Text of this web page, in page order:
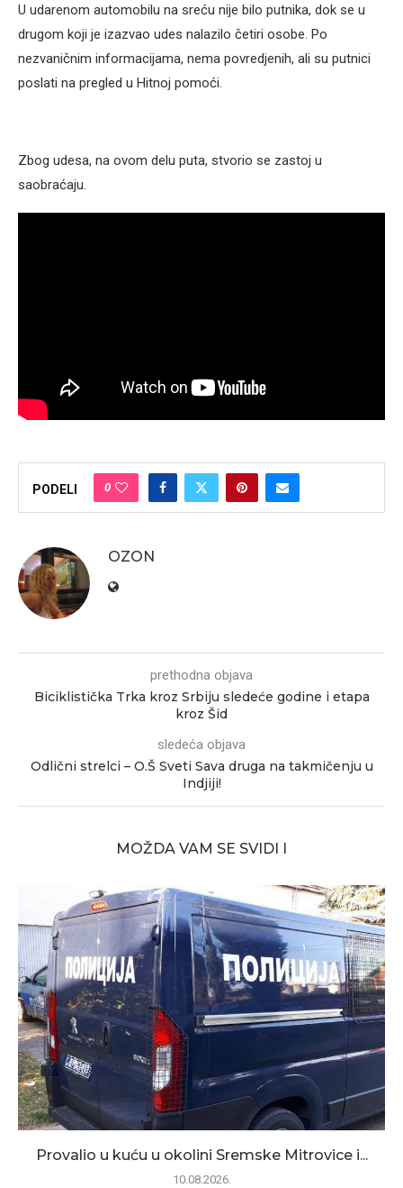
U udarenom automobilu na sreću nije bilo putnika, dok se u
drugom koji je izazvao udes nalazilo četiri osobe. Po
nezvaničnim informacijama, nema povredjenih, ali su putnici
poslati na pregled u Hitnoj pomoći.
Zbog udesa, na ovom delu puta, stvorio se zastoj u
saobraćaju.
PODELI 0
OZON
prethodna objava
Biciklistička Trka kroz Srbiju sledeće godine i etapa
kroz Šid
sledeća objava
Odlični strelci – O.Š Sveti Sava druga na takmičenju u
Indjiji!
MOŽDA VAM SE SVIDI I
Provalio u kuću u okolini Sremske Mitrovice i...
10.08.2026.